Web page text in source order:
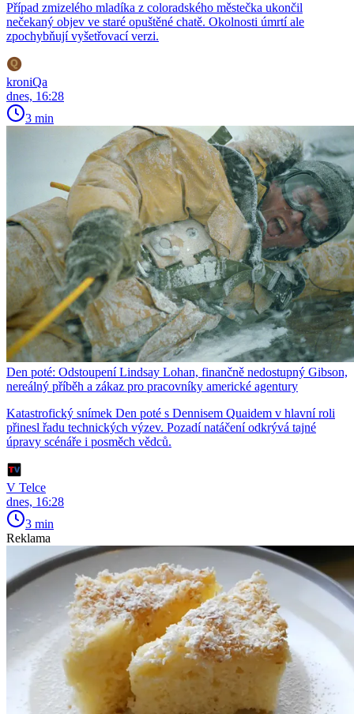
Případ zmizelého mladíka z coloradského městečka ukončil
nečekaný objev ve staré opuštěné chatě. Okolnosti úmrtí ale
zpochybňují vyšetřovací verzi.
kroniQa
dnes, 16:28
3 min
Den poté: Odstoupení Lindsay Lohan, finančně nedostupný Gibson,
nereálný příběh a zákaz pro pracovníky americké agentury
Katastrofický snímek Den poté s Dennisem Quaidem v hlavní roli
přinesl řadu technických výzev. Pozadí natáčení odkrývá tajné
úpravy scénáře i posměch vědců.
V Telce
dnes, 16:28
3 min
Reklama